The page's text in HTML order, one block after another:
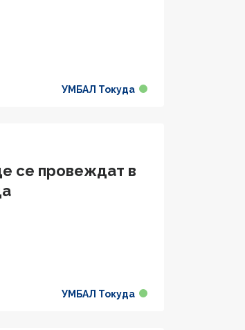
УМБАЛ Токуда
се провеждат в
УМБАЛ Токуда